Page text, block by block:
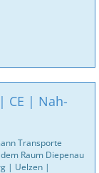
CE | Nah-
Transporte
Raum Diepenau
| Uelzen |